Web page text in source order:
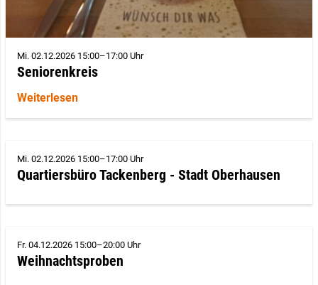
Mi. 02.12.2026 15:00–17:00 Uhr
Seniorenkreis
Weiterlesen
Mi. 02.12.2026 15:00–17:00 Uhr
Quartiersbüro Tackenberg - Stadt Oberhausen
Fr. 04.12.2026 15:00–20:00 Uhr
Weihnachtsproben